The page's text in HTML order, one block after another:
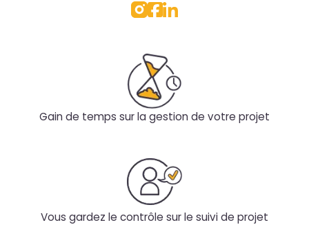
Gain de temps sur la gestion de votre projet
Vous gardez le contrôle sur le suivi de projet